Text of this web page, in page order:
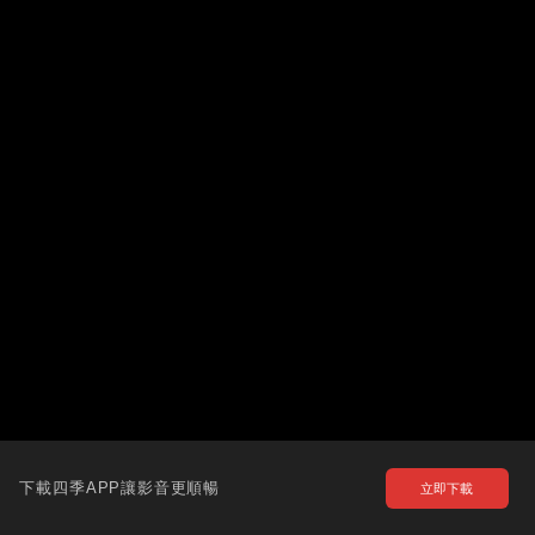
下載四季APP讓影音更順暢 立即下載